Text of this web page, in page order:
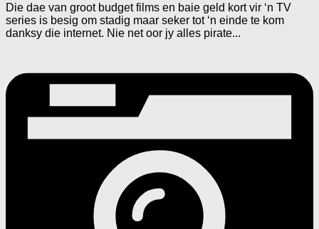
Die dae van groot budget films en baie geld kort vir ‘n TV
series is besig om stadig maar seker tot ‘n einde te kom
danksy die internet. Nie net oor jy alles pirate...